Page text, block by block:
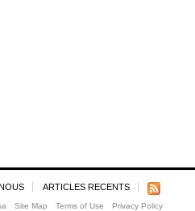
ARTICLES RECENTS
Site Map Terms of Use Privacy Policy